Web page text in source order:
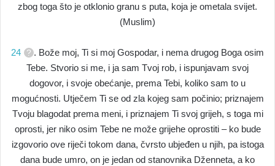
zbog toga što je otklonio granu s puta, koja je ometala svijet.
(Muslim)
24
. Bože moj, Ti si moj Gospodar, i nema drugog Boga osim
Tebe. Stvorio si me, i ja sam Tvoj rob, i ispunjavam svoj
dogovor, i svoje obećanje, prema Tebi, koliko sam to u
mogućnosti. Utječem Ti se od zla kojeg sam počinio; priznajem
Tvoju blagodat prema meni, i priznajem Ti svoj grijeh, s toga mi
oprosti, jer niko osim Tebe ne može grijehe oprostiti – ko bude
izgovorio ove riječi tokom dana, čvrsto ubjeđen u njih, pa istoga
dana bude umro, on je jedan od stanovnika Dženneta, a ko